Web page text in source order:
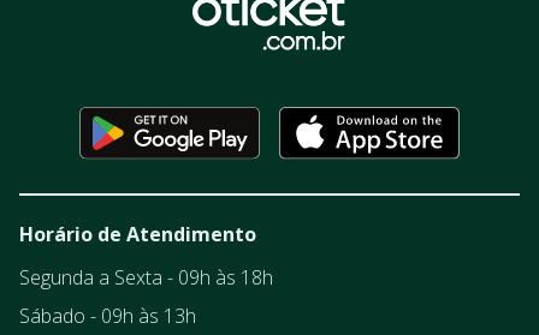
Horário de Atendimento
Segunda a Sexta - 09h às 18h
Sábado - 09h às 13h